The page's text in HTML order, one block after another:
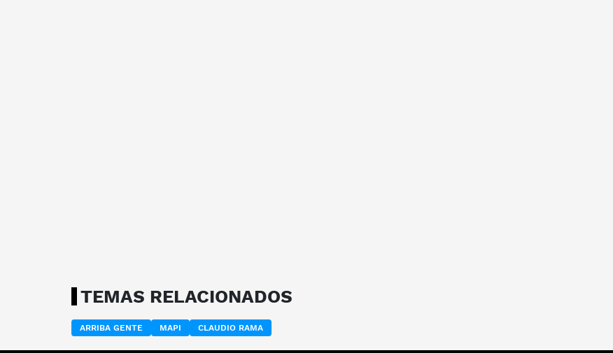
TEMAS RELACIONADOS
ARRIBA GENTE MAPI CLAUDIO RAMA